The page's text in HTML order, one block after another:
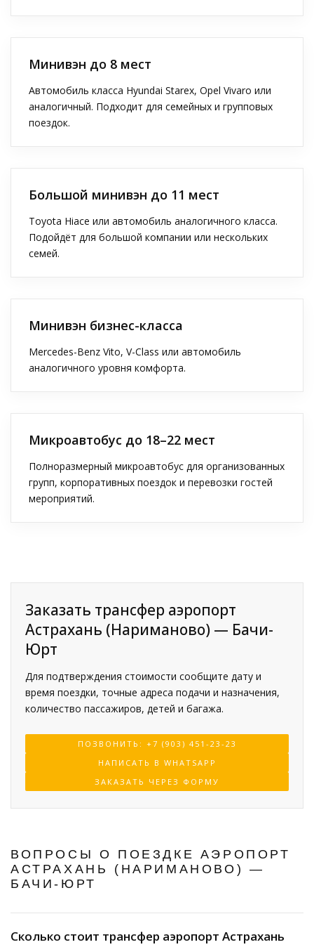
Минивэн до 8 мест
Автомобиль класса Hyundai Starex, Opel Vivaro или
аналогичный. Подходит для семейных и групповых
поездок.
Большой минивэн до 11 мест
Toyota Hiace или автомобиль аналогичного класса.
Подойдёт для большой компании или нескольких
семей.
Минивэн бизнес-класса
Mercedes-Benz Vito, V-Class или автомобиль
аналогичного уровня комфорта.
Микроавтобус до 18–22 мест
Полноразмерный микроавтобус для организованных
групп, корпоративных поездок и перевозки гостей
мероприятий.
Заказать трансфер аэропорт
Астрахань (Нариманово) — Бачи-
Юрт
Для подтверждения стоимости сообщите дату и
время поездки, точные адреса подачи и назначения,
количество пассажиров, детей и багажа.
ПОЗВОНИТЬ: +7 (903) 451-23-23
НАПИСАТЬ В WHATSAPP
ЗАКАЗАТЬ ЧЕРЕЗ ФОРМУ
ВОПРОСЫ О ПОЕЗДКЕ АЭРОПОРТ
АСТРАХАНЬ (НАРИМАНОВО) —
БАЧИ-ЮРТ
Сколько стоит трансфер аэропорт Астрахань